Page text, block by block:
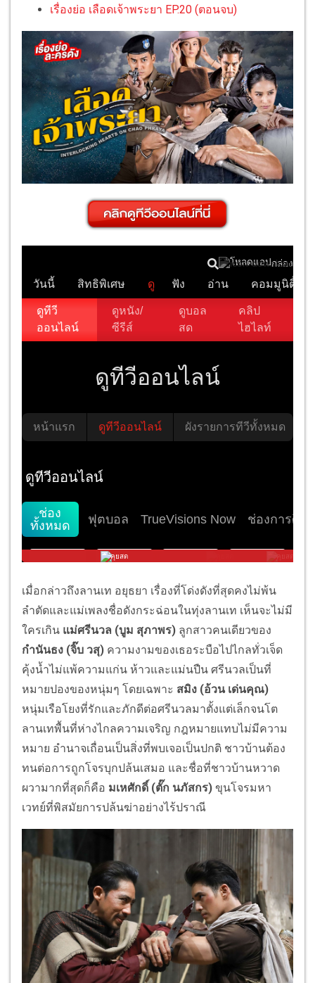
เรื่องย่อ เลือดเจ้าพระยา EP.20 (ตอนจบ)
เมื่อกล่าวถึงลานเท อยุธยา เรื่องที่โด่งดังที่สุดคงไม่พ้น
ลำตัดและแม่เพลงชื่อดังกระฉ่อนในทุ่งลานเท เห็นจะไม่มี
ใครเกิน แม่ศรีนวล (บูม สุภาพร) ลูกสาวคนเดียวของ
กำนันธง (จิ๊บ วสุ) ความงามของเธอระบือไปไกลทั่วเจ็ด
คุ้งน้ำไม่แพ้ความแก่น ห้าวและแม่นปืน ศรีนวลเป็นที่
หมายปองของหนุ่มๆ โดยเฉพาะ สมิง (อ้วน เด่นคุณ)
หนุ่มเรือโยงที่รักและภักดีต่อศรีนวลมาตั้งแต่เล็กจนโต
ลานเทพื้นที่ห่างไกลความเจริญ กฎหมายแทบไม่มีความ
หมาย อำนาจเถื่อนเป็นสิ่งที่พบเจอเป็นปกติ ชาวบ้านต้อง
ทนต่อการถูกโจรบุกปล้นเสมอ และชื่อที่ชาวบ้านหวาด
ผวามากที่สุดก็คือ มเหศักดิ์ (ตั๊ก นภัสกร) ขุนโจรมหา
เวทย์ที่พิสมัยการปล้นฆ่าอย่างไร้ปราณี